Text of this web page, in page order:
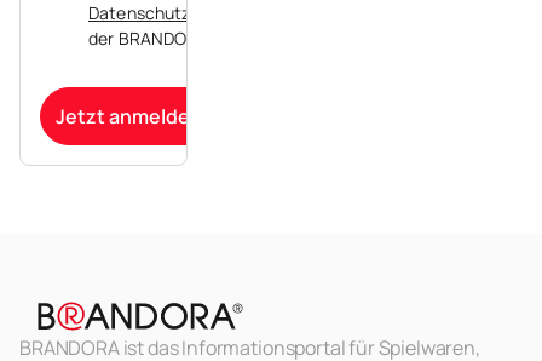
Datenschutzerklärung
der BRANDORA zu.
Jetzt anmelden
BRANDORA ist das Informationsportal für Spielwaren,